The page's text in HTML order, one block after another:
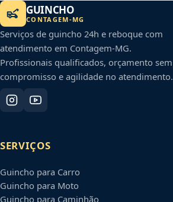
GUINCHO
CONTAGEM-MG
Serviços de guincho 24h e reboque com
atendimento em Contagem-MG.
Profissionais qualificados, orçamento sem
compromisso e agilidade no atendimento.
SERVIÇOS
Guincho para Carro
Guincho para Moto
Guincho para Caminhão